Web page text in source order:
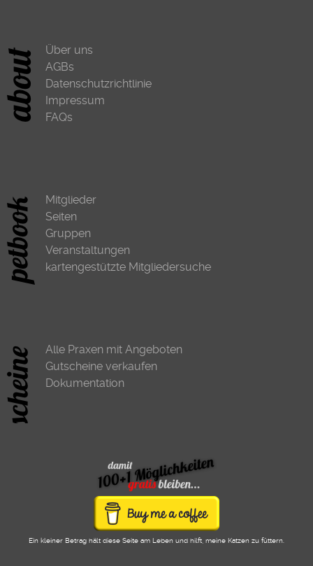
Über uns
AGBs
Datenschutzrichtlinie
Impressum
FAQs
Mitglieder
Seiten
Gruppen
Veranstaltungen
kartengestützte Mitgliedersuche
Alle Praxen mit Angeboten
Gutscheine verkaufen
Dokumentation
Ein kleiner Betrag hält diese Seite am Leben und hilft, meine Katzen zu füttern.